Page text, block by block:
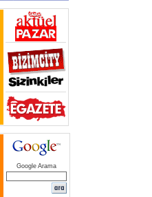
Google Arama